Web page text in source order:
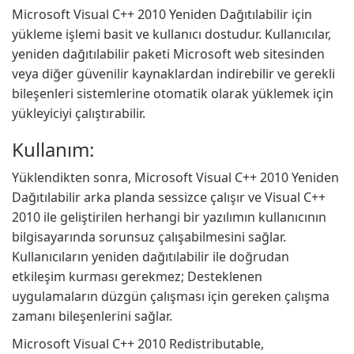
Microsoft Visual C++ 2010 Yeniden Dağıtılabilir için
yükleme işlemi basit ve kullanıcı dostudur. Kullanıcılar,
yeniden dağıtılabilir paketi Microsoft web sitesinden
veya diğer güvenilir kaynaklardan indirebilir ve gerekli
bileşenleri sistemlerine otomatik olarak yüklemek için
yükleyiciyi çalıştırabilir.
Kullanım:
Yüklendikten sonra, Microsoft Visual C++ 2010 Yeniden
Dağıtılabilir arka planda sessizce çalışır ve Visual C++
2010 ile geliştirilen herhangi bir yazılımın kullanıcının
bilgisayarında sorunsuz çalışabilmesini sağlar.
Kullanıcıların yeniden dağıtılabilir ile doğrudan
etkileşim kurması gerekmez; Desteklenen
uygulamaların düzgün çalışması için gereken çalışma
zamanı bileşenlerini sağlar.
Microsoft Visual C++ 2010 Redistributable,